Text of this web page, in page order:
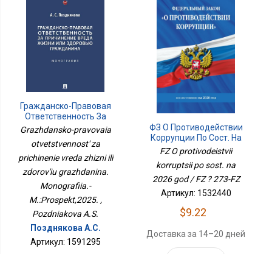
Гражданско-Правовая
Ответственность За
Причинение Вреда
Жизни Или Здоровью
Гражданина.
Монография.-
М.:Проспект,2025.
Grazhdansko-pravovaia
otvetstvennost' za
prichinenie vreda zhizni ili
zdorov'iu grazhdanina.
Monografiia.-
M.:Prospekt,2025. ,
Pozdniakova A.S.
Позднякова А.С.
Артикул: 1591295
ФЗ О Противодействии
Коррупции По Сост. На
2026 Год / ФЗ № 273-ФЗ
FZ O protivodeistvii
korruptsii po sost. na
2026 god / FZ ? 273-FZ
Артикул: 1532440
$9.22
Доставка за 14–20 дней